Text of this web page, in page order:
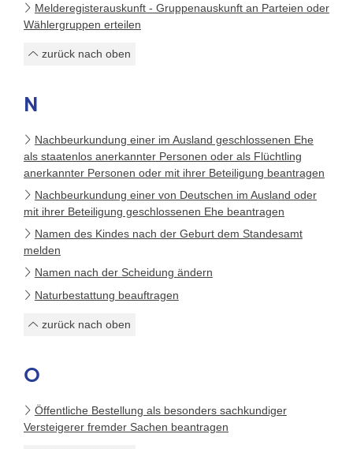
Melderegisterauskunft - Gruppenauskunft an Parteien oder
Wählergruppen erteilen
zurück nach oben
N
Nachbeurkundung einer im Ausland geschlossenen Ehe
als staatenlos anerkannter Personen oder als Flüchtling
anerkannter Personen oder mit ihrer Beteiligung beantragen
Nachbeurkundung einer von Deutschen im Ausland oder
mit ihrer Beteiligung geschlossenen Ehe beantragen
Namen des Kindes nach der Geburt dem Standesamt
melden
Namen nach der Scheidung ändern
Naturbestattung beauftragen
zurück nach oben
O
Öffentliche Bestellung als besonders sachkundiger
Versteigerer fremder Sachen beantragen